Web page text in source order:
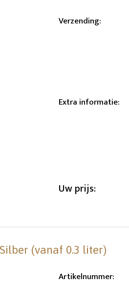
Verzending:
Extra informatie:
Uw prijs:
(vanaf 0.3 liter)
Artikelnummer: